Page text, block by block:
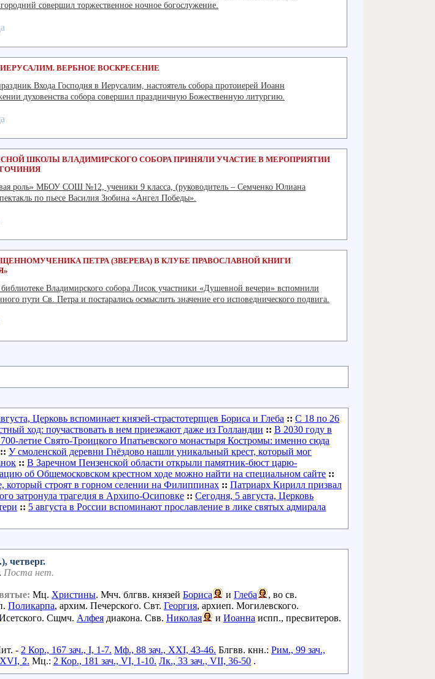
совершил торжественное ночное богослужение.
ВЕРБНОЕ ВОСКРЕСЕНИЕ
Входа Господня в Иерусалим, настоятель собора протоиерей Иоанн
духовенства собора совершил праздничную Божественную литургию.
ШКОЛЫ ВЛАДИМИРСКОГО СОБОРА ПРИНЯЛИ УЧАСТИЕ В МЕРОПРИЯТИИ
роль» МБОУ СОШ №12, ученики 9 класса, (руководитель – Семченко Юлиана
по пьесе Василия Зюбина «Ангел Победы».
ПЕТРА (ЗВЕРЕВА) В КЛУБЕ ПРАВОСЛАВНОЙ КНИГИ
Владимирского собора Лисок участники «Душевной вечери» вспомнили
пути Св. Петра и постарались осмыслить значение его исповеднического подвига.
Церковь вспоминает князей-страстотерпцев Бориса и Глеба :: С 18 по 26
ход: поучаствовать в нем приезжают даже из Голландии :: В 2030 году в
летие Свято-Троицкого Ипатьевского монастыря Костромы: именно сюда
:: У смоленской деревни Гнёздово нашли уникальный крест, который мог
:: В Заречном Пензенской области открыли памятник-бюст царю-
об Общемосковском крестном ходе можно найти на специальном сайте ::
который строят в горном селении на Филиппинах :: Патриарх Кирилл призвал
затронула трагедия в Архипо-Осиповке :: Сегодня, 5 августа, Церковь
:: 5 августа в России вспоминают прославление в лике святых адмирала
четверг.
Поста нет.
Мц. Христины. Мчч. блгвв. князей Бориса и Глеба
, во св.
Поликарпа, архим. Печерского. Свт. Георгия, архиеп. Могилевского.
Сщмч. Алфея диакона. Свв. Николая и Иоанна испп., пресвитеров.
- 2 Кор., 167 зач., I, 1-7. Мф., 88 зач., XXI, 43-46. Блгвв. кнн.: Рим., 99 зач.,
2. Мц.: 2 Кор., 181 зач., VI, 1-10. Лк., 33 зач., VII, 36-50 .